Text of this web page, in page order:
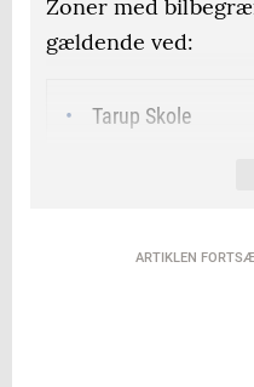
Zoner med
gældende ved:
Tarup Skole
ARTIKLEN